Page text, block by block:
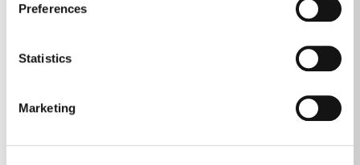
Preferences
Statistics
Marketing
Attività